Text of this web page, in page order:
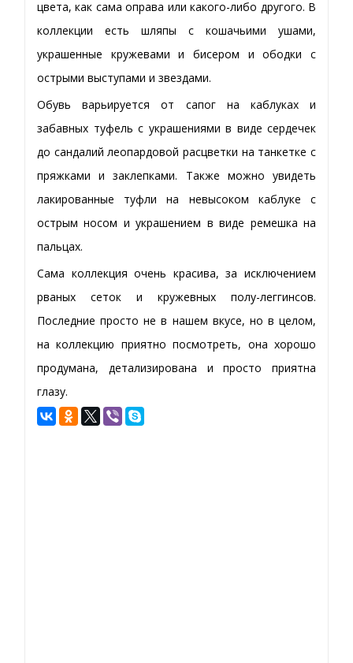
цвета, как сама оправа или какого-либо другого. В
коллекции есть шляпы с кошачьими ушами,
украшенные кружевами и бисером и ободки с
острыми выступами и звездами.
Обувь варьируется от сапог на каблуках и
забавных туфель с украшениями в виде сердечек
до сандалий леопардовой расцветки на танкетке с
пряжками и заклепками. Также можно увидеть
лакированные туфли на невысоком каблуке с
острым носом и украшением в виде ремешка на
пальцах.
Сама коллекция очень красива, за исключением
рваных сеток и кружевных полу-леггинсов.
Последние просто не в нашем вкусе, но в целом,
на коллекцию приятно посмотреть, она хорошо
продумана, детализирована и просто приятна
глазу.